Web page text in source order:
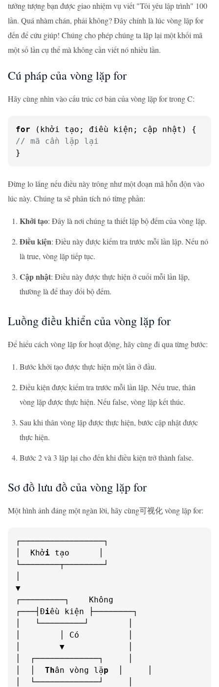
tưởng tượng bạn được giao nhiệm vụ viết "Tôi yêu lập trình" 100
lần. Quá nhàm chán, phải không? Đây chính là lúc vòng lặp for
đến để cứu giúp! Chúng cho phép chúng ta lặp lại một khối mã
một số lần cụ thể mà không cần viết nó nhiều lần.
Cú pháp của vòng lặp for
Hãy cùng nhìn vào cấu trúc cơ bản của vòng lặp for trong C:
for
// mã cần lặp lại
}
Đừng lo lắng nếu điều này trông như một đoạn mã hỗn độn vào
lúc này. Chúng ta sẽ phân tích nó từng phần:
Khởi tạo: Đây là nơi chúng ta thiết lập bộ đếm của vòng lặp.
Điều kiện: Điều này được kiểm tra trước mỗi lần lặp. Nếu nó
là true, vòng lặp tiếp tục.
Cập nhật: Điều này được thực hiện ở cuối mỗi lần lặp,
thường là để thay đổi bộ đếm.
Luồng điều khiển của vòng lặp for
Để hiểu cách vòng lặp for hoạt động, hãy cùng đi qua từng bước:
Bước khởi tạo được thực hiện một lần ở đầu.
Điều kiện được kiểm tra trước mỗi lần lặp. Nếu true, thân
vòng lặp được thực hiện. Nếu false, vòng lặp kết thúc.
Sau khi thân vòng lặp được thực hiện, bước cập nhật được
thực hiện.
Bước 2 và 3 lặp lại cho đến khi điều kiện trở thành false.
Sơ đồ lưu đồ của vòng lặp for
Một hình ảnh đáng một ngàn lời, hãy cùng可视化 vòng lặp for:
┌─────────────────┐
│  Khởi tạo      │
└────────┬────────┘
▼
┌─────────┐    Không
┌───┤Điều kiện ├────────┐
│   └─────────┘        │
│        │ Có          │
│        ▼             │
│  ┌─────────────┐     │
Thân vòng lặp
│  └─────────────┘     │